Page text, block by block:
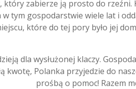
zabierze ją prosto do rzeźni.
tym gospodarstwie wiele lat i
które do tej pory było jej
dla wysłużonej klaczy.
kwotę, Polanka przyjedzie do
prośbą o pomoc! Razem